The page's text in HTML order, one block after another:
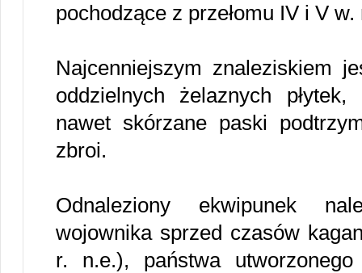
pochodzące z przełomu IV i V w.
Najcenniejszym znaleziskiem
oddzielnych żelaznych
nawet skórzane paski
zbroi.
Odnaleziony ekwipunek
wojownika sprzed czasów
r. n.e.), państwa